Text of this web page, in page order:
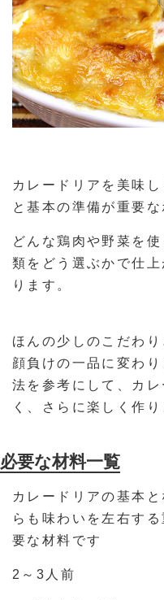
カレードリアを美味
と基本の準備が重要な
どんな鶏肉や野菜を
類をどう選ぶかで仕
ります。
ほんの少しのこだわ
顔負けの一品に変わ
法を参考にして、カ
く、さらに楽しく作り
必要な材料一覧
カレードリアの基本
らも味わいを左右す
要な材料です
2～3人前